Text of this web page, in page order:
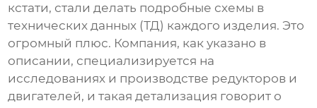
кстати, стали делать подробные схемы в
технических данных (ТД) каждого изделия. Это
огромный плюс. Компания, как указано в
описании, специализируется на
исследованиях и производстве редукторов и
двигателей, и такая детализация говорит о